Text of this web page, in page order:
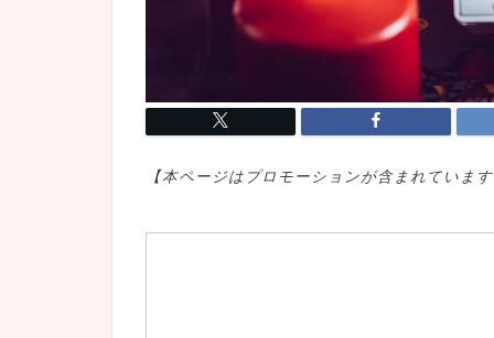
【本ページはプロモ ーションが含まれていま